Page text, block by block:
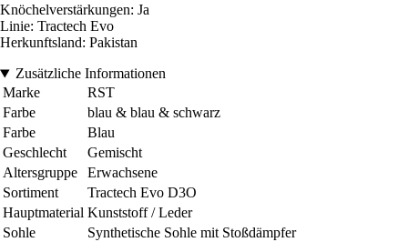
Knöchelverstärkungen: Ja
Linie: Tractech Evo
Herkunftsland: Pakistan
Zusätzliche Informationen
Marke
RST
Farbe
blau & blau & schwarz
Farbe
Blau
Geschlecht
Gemischt
Altersgruppe
Erwachsene
Sortiment
Tractech Evo D3O
Hauptmaterial Kunststoff / Leder
Sohle
Synthetische Sohle mit Stoßdämpfer